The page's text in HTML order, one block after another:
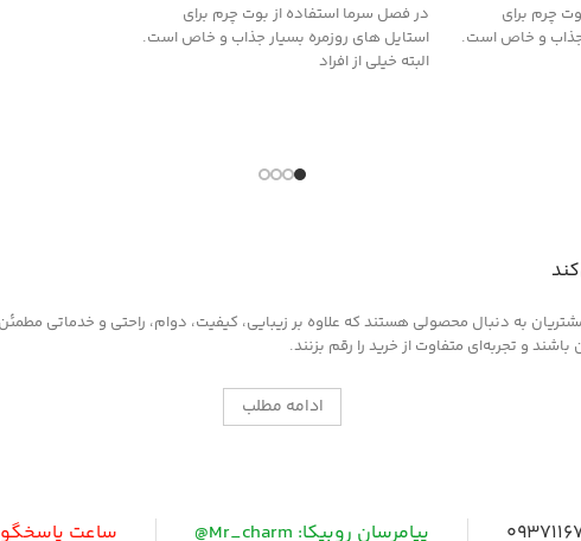
چرم برای
جذاب و خاص است.
در فصل سرما استفاده از بوت چرم برای
استایل های روزمره بسیار جذاب و خاص است.
البته خیلی از افراد
به دنبال محصولی هستند که علاوه بر زیبایی، کیفیت، دوام، راحتی و خدماتی مطمئن
و تجربه‌ای متفاوت از خرید را رقم بزنند.
ادامه مطلب
پیامرسان روبیکا: Mr_charm@ ساعت پاسخگویی: 9